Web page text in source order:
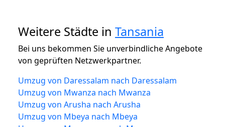
Weitere Städte in Tansania
Bei uns bekommen Sie unverbindliche Angebote
von geprüften Netzwerkpartner.
Umzug von Daressalam nach Daressalam
Umzug von Mwanza nach Mwanza
Umzug von Arusha nach Arusha
Umzug von Mbeya nach Mbeya